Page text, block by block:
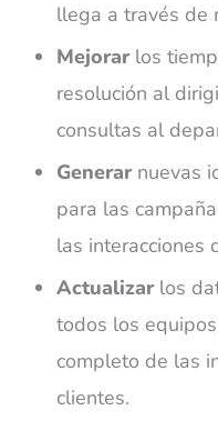
llega a través de
Mejorarlos
resolución al
consultas al
Generarnuevas
para las
las interacciones
Actualizarlos
todos los
completo de las
clientes.